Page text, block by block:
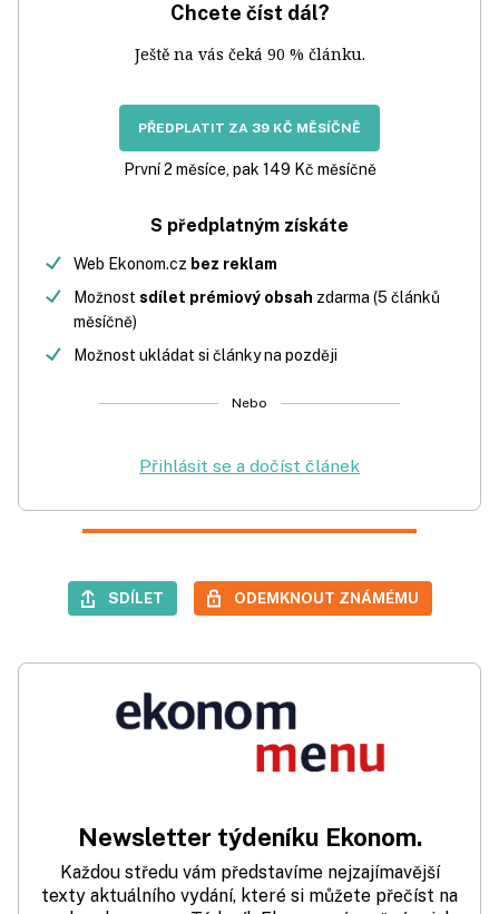
Chcete číst dál?
Ještě na vás čeká 90 % článku.
PŘEDPLATIT ZA 39 KČ MĚSÍČNĚ
První 2 měsíce, pak 149 Kč měsíčně
S předplatným získáte
Web Ekonom.cz bez reklam
Možnost sdílet prémiový obsah zdarma (5 článků
měsíčně)
Možnost ukládat si články na později
Nebo
Přihlásit se a dočíst článek
SDÍLET ODEMKNOUT ZNÁMÉMU
Newsletter týdeníku Ekonom.
Každou středu vám představíme nejzajímavější
texty aktuálního vydání, které si můžete přečíst na